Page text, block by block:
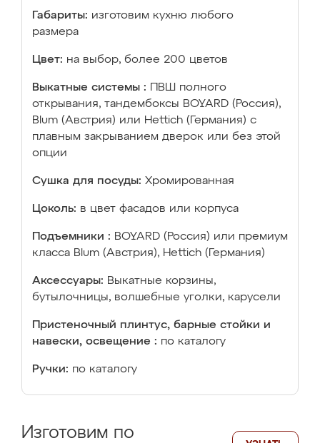
Габариты: изготовим кухню любого
размера
Цвет: на выбор, более 200 цветов
Выкатные системы :
ПВШ полного
открывания, тандембоксы BOYARD (Россия),
Blum (Австрия) или Hettich (Германия) с
плавным закрыванием дверок или без этой
опции
Сушка для посуды: Хромированная
Цоколь: в цвет фасадов или корпуса
Подъемники : BOYARD (Россия) или премиум
класса Blum (Австрия), Hettich (Германия)
Аксессуары: Выкатные корзины,
бутылочницы, волшебные уголки, карусели
Пристеночный плинтус, барные стойки и
навески, освещение : по каталогу
Ручки: по каталогу
Изготовим по